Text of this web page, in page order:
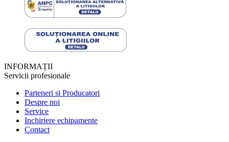
INFORMAȚII
Servicii profesionale
Parteneri si Producatori
Despre noi
Service
Inchiriere echipamente
Contact